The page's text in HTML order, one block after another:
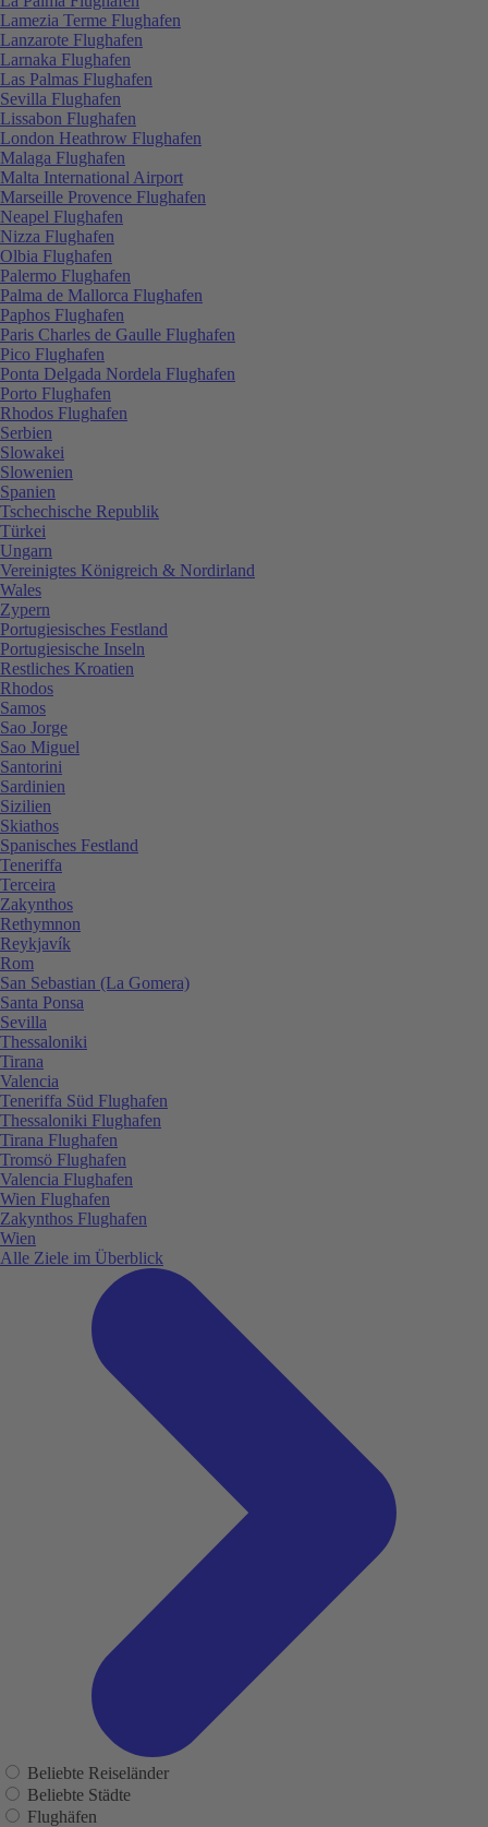
Lamezia Terme Flughafen
Lanzarote Flughafen
Larnaka Flughafen
Las Palmas Flughafen
Sevilla Flughafen
Lissabon Flughafen
London Heathrow Flughafen
Malaga Flughafen
Malta International Airport
Marseille Provence Flughafen
Neapel Flughafen
Nizza Flughafen
Olbia Flughafen
Palermo Flughafen
Palma de Mallorca Flughafen
Paphos Flughafen
Paris Charles de Gaulle Flughafen
Pico Flughafen
Ponta Delgada Nordela Flughafen
Porto Flughafen
Rhodos Flughafen
Serbien
Slowakei
Slowenien
Spanien
Tschechische Republik
Türkei
Ungarn
Vereinigtes Königreich & Nordirland
Wales
Zypern
Portugiesisches Festland
Portugiesische Inseln
Restliches Kroatien
Rhodos
Samos
Sao Jorge
Sao Miguel
Santorini
Sardinien
Sizilien
Skiathos
Spanisches Festland
Teneriffa
Terceira
Zakynthos
Rethymnon
Reykjavík
Rom
San Sebastian (La Gomera)
Santa Ponsa
Sevilla
Thessaloniki
Tirana
Valencia
Teneriffa Süd Flughafen
Thessaloniki Flughafen
Tirana Flughafen
Tromsö Flughafen
Valencia Flughafen
Wien Flughafen
Zakynthos Flughafen
Wien
Alle Ziele im Überblick
Beliebte Reiseländer
Beliebte Städte
Flughäfen